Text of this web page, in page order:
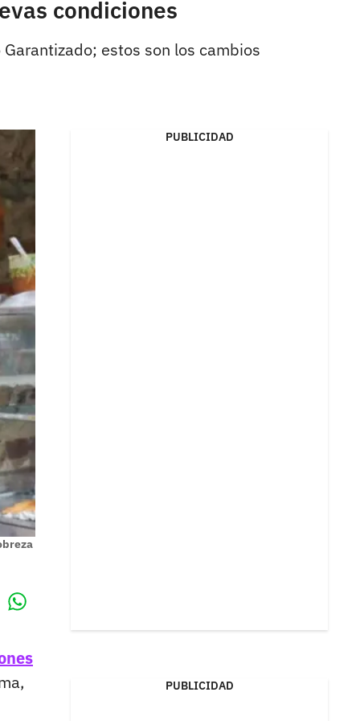
condiciones
estos son los cambios
PUBLICIDAD
PUBLICIDAD